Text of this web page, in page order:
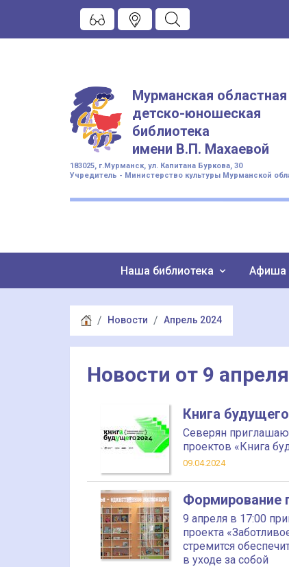
Мурманская областная
детско-юношеская
библиотека
имени В.П. Махаевой
183025, г.Мурманск, ул. Капитана Буркова, 30
Учредитель - Министерство культуры Мурманской
Наша библиотека Афиша
Новости Апрель 2024
Новости от 9
Книга будущего
Северян
проектов «Книга
09.04.2024
Формирование
9 апреля в 17:00
проекта
стремится
в уходе за собой